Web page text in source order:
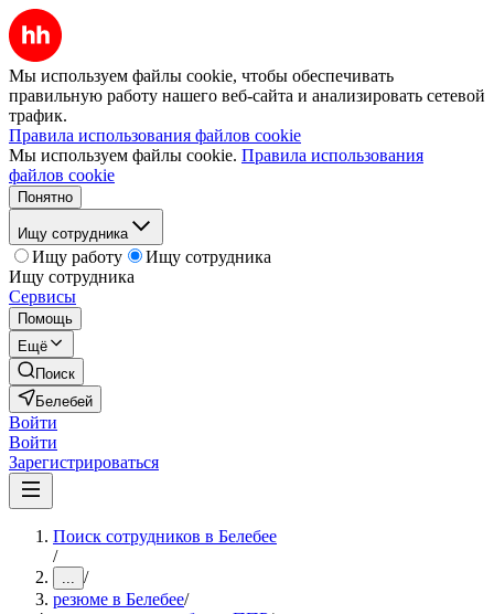
Мы используем файлы cookie, чтобы обеспечивать
правильную работу нашего веб-сайта и анализировать сетевой
трафик.
Правила использования файлов cookie
Мы используем файлы cookie. Правила использования
файлов cookie
Понятно
Ищу сотрудника
Ищу работу
Ищу сотрудника
Ищу сотрудника
Сервисы
Помощь
Ещё
Поиск
Белебей
Войти
Войти
Зарегистрироваться
Поиск сотрудников в Белебее
/
... /
резюме в Белебее/